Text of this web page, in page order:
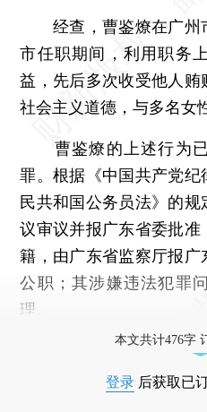
经查，曹鉴燎在广州
市任职期间，利用职务
益，先后多次收受他人贿
社会主义道德，与多名女
曹鉴燎的上述行为已
罪。根据《中国共产党纪
民共和国公务员法》的
议审议并报广东省委批
籍，由广东省监察厅报
公职；其涉嫌违法犯罪
理。
本文共计476字
登录 后获取已